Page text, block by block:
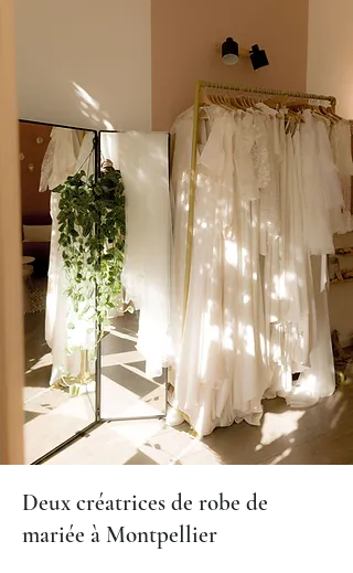
Deux créatrices de robe de
mariée à Montpellier